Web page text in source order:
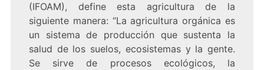
(IFOAM), define esta agricultura de la
siguiente manera: “La agricultura orgánica es
un sistema de producción que sustenta la
salud de los suelos, ecosistemas y la gente.
Se sirve de procesos ecológicos, la